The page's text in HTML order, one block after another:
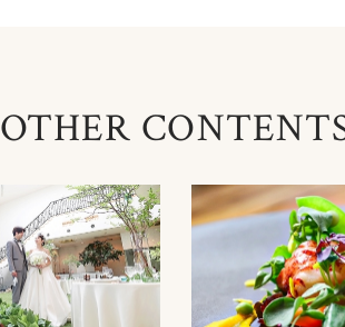
OTHER